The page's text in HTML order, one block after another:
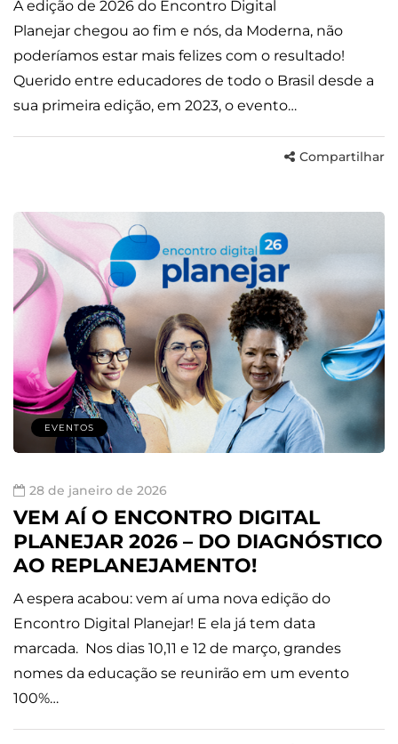
A edição de 2026 do Encontro Digital
Planejar chegou ao fim e nós, da Moderna, não
poderíamos estar mais felizes com o resultado!
Querido entre educadores de todo o Brasil desde a
sua primeira edição, em 2023, o evento…
Compartilhar
EVENTOS
28 de janeiro de 2026
VEM AÍ O ENCONTRO DIGITAL
PLANEJAR 2026 – DO DIAGNÓSTICO
AO REPLANEJAMENTO!
A espera acabou: vem aí uma nova edição do
Encontro Digital Planejar! E ela já tem data
marcada. Nos dias 10,11 e 12 de março, grandes
nomes da educação se reunirão em um evento
100%…